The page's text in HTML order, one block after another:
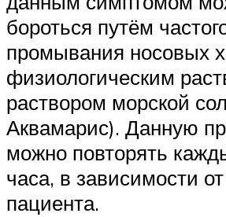
бороться путём
промывания носовых
физиологическим
раствором морской
Аквамарис). Данную
можно повторять
часа, в зависимости
пациента.